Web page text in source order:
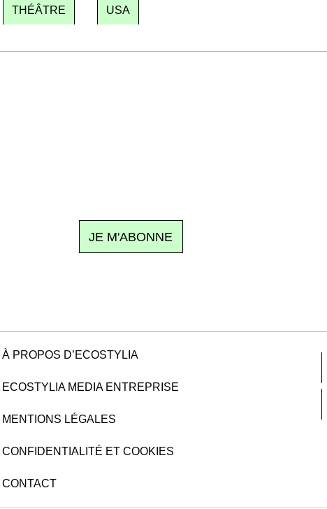
THÉÂTRE USA
JE M'ABONNE
À PROPOS D’ECOSTYLIA
ECOSTYLIA MEDIA ENTREPRISE
MENTIONS LÉGALES
CONFIDENTIALITÉ ET COOKIES
CONTACT